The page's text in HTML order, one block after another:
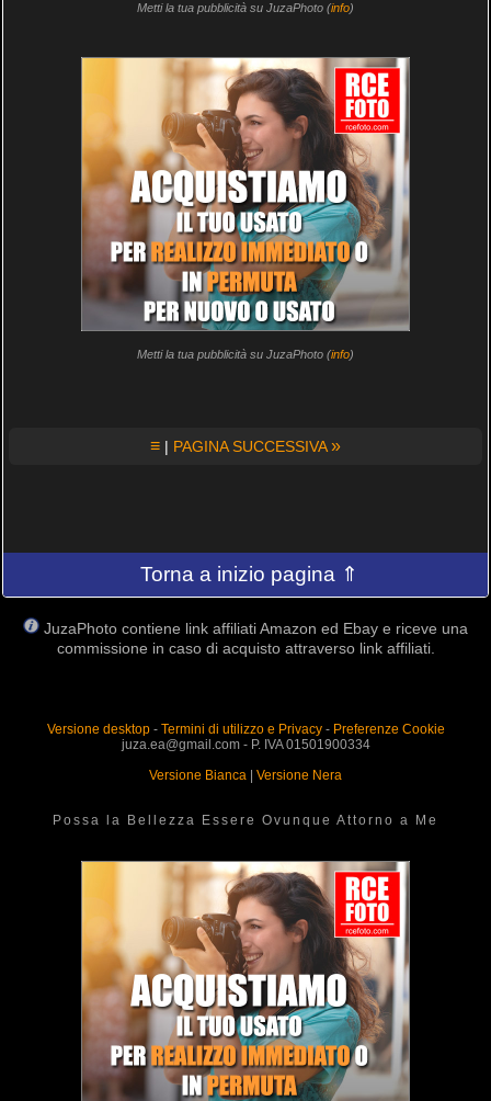
Metti la tua pubblicità su JuzaPhoto (info)
Metti la tua pubblicità su JuzaPhoto (info)
≡ | PAGINA SUCCESSIVA»
Torna a inizio pagina ⇑
JuzaPhoto contiene link affiliati Amazon ed Ebay e riceve una
commissione in caso di acquisto attraverso link affiliati.
Versione desktop- Termini di utilizzo e Privacy- Preferenze Cookie
juza.ea@gmail.com - P. IVA 01501900334
Versione Bianca
Versione Nera
Possa la Bellezza Essere Ovunque Attorno a Me